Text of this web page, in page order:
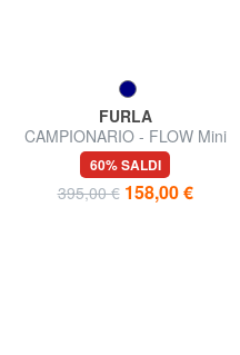
FURLA
CAMPIONARIO - FLOW Mini
Bag a mano, con tracolla
60% SALDI
395,00 € 158,00 €